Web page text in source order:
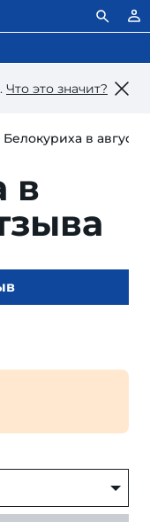
Что это значит?
Белокуриха в августе
в